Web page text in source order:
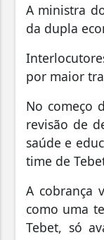
A ministra
da dupla
por maior
No começo
revisão de
saúde e
time de
A cobrança
como uma
Tebet, só